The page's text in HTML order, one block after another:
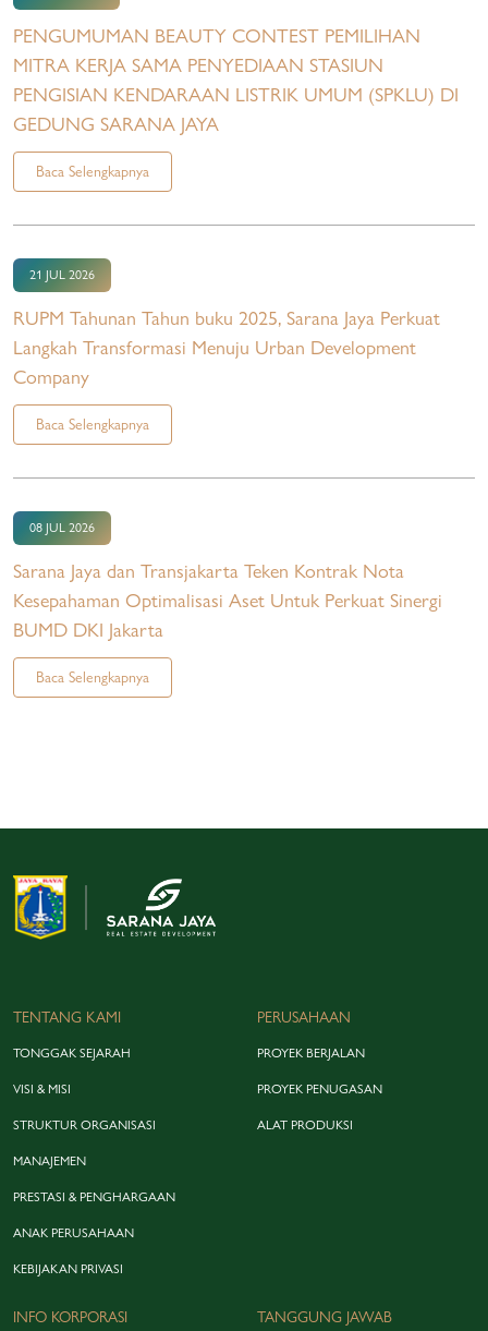
PENGUMUMAN BEAUTY CONTEST PEMILIHAN
MITRA KERJA SAMA PENYEDIAAN STASIUN
PENGISIAN KENDARAAN LISTRIK UMUM (SPKLU) DI
GEDUNG SARANA JAYA
Baca Selengkapnya
21 JUL 2026
RUPM Tahunan Tahun buku 2025, Sarana Jaya Perkuat
Langkah Transformasi Menuju Urban Development
Company
Baca Selengkapnya
08 JUL 2026
Sarana Jaya dan Transjakarta Teken Kontrak Nota
Kesepahaman Optimalisasi Aset Untuk Perkuat Sinergi
BUMD DKI Jakarta
Baca Selengkapnya
TENTANG KAMI
TONGGAK SEJARAH
VISI & MISI
STRUKTUR ORGANISASI
MANAJEMEN
PRESTASI & PENGHARGAAN
ANAK PERUSAHAAN
KEBIJAKAN PRIVASI
PERUSAHAAN
PROYEK BERJALAN
PROYEK PENUGASAN
ALAT PRODUKSI
INFO KORPORASI
TANGGUNG JAWAB